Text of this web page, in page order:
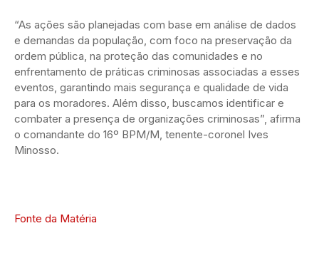
“As ações são planejadas com base em análise de dados
e demandas da população, com foco na preservação da
ordem pública, na proteção das comunidades e no
enfrentamento de práticas criminosas associadas a esses
eventos, garantindo mais segurança e qualidade de vida
para os moradores. Além disso, buscamos identificar e
combater a presença de organizações criminosas”, afirma
o comandante do 16º BPM/M, tenente-coronel Ives
Minosso.
Fonte da Matéria